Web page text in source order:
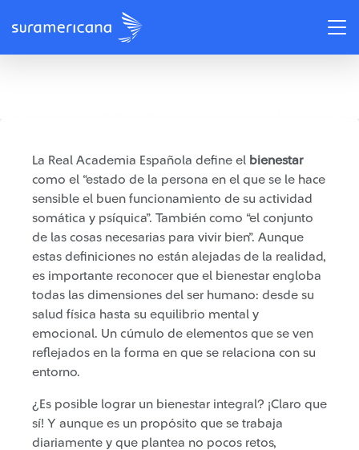
La Real Academia Española define el bienestar
como el “estado de la persona en el que se le hace
sensible el buen funcionamiento de su actividad
somática y psíquica”. También como “el conjunto
de las cosas necesarias para vivir bien”. Aunque
estas definiciones no están alejadas de la realidad,
es importante reconocer que el bienestar engloba
todas las dimensiones del ser humano: desde su
salud física hasta su equilibrio mental y
emocional. Un cúmulo de elementos que se ven
reflejados en la forma en que se relaciona con su
entorno.
¿Es posible lograr un bienestar integral? ¡Claro que
sí! Y aunque es un propósito que se trabaja
diariamente y que plantea no pocos retos,